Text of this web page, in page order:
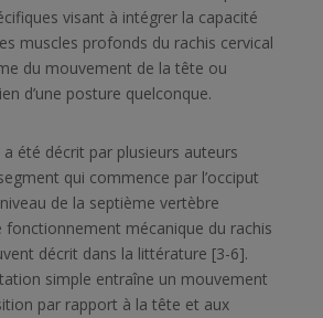
visant à intégrer la capacité
muscles profonds du rachis cervical
du mouvement de la tête ou
d’une posture quelconque.
a été décrit par plusieurs auteurs
qui commence par l’occiput
de la septième vertèbre
fonctionnement mécanique du rachis
décrit dans la littérature [3-6].
simple entraîne un mouvement
par rapport à la tête et aux